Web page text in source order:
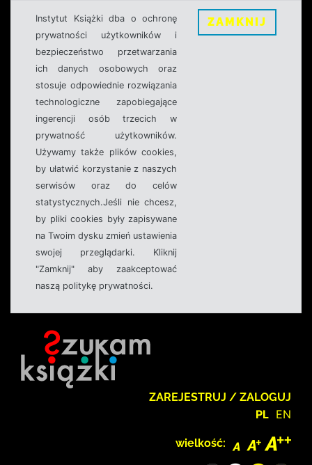
Instytut Książki dba o ochronę
prywatności użytkowników i
bezpieczeństwo przetwarzania
ich danych osobowych oraz
stosuje odpowiednie rozwiązania
technologiczne zapobiegające
ingerencji osób trzecich w
prywatność użytkowników.
Używamy także plików cookies,
by ułatwić korzystanie z naszych
serwisów oraz do celów
statystycznych.Jeśli nie chcesz,
by pliki cookies były zapisywane
na Twoim dysku zmień ustawienia
swojej przeglądarki. Kliknij
"Zamknij" aby zaakceptować
naszą politykę prywatności.
ZAMKNIJ
ZAREJESTRUJ / ZALOGUJ
PL EN
wielkość: